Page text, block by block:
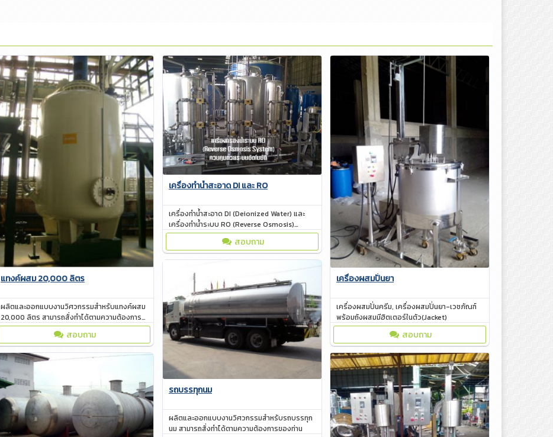
แทงค์ผสม 20,000 ลิตร
ผลิตและออกแบบงานวิศวกรรมสำหรับแทงค์ผสม
20,000 ลิตร สามารถสั่งทำได้ตามความต้องการ
ของท่าน
สอบถาม
เครื่องทำน้ำสะอาด DI และ RO
เครื่องทำน้ำสะอาด DI (Deionized Water) และ
เครื่องทำน้ำระบบ RO (Reverse Osmosis)
4,000 - 10,000 ลิตร/ชั่วโมง
สอบถาม
เครื่องผสมปั่นยา
เครื่องผสมปั่นครีม, เครื่องผสมปั่นยา-เวชภัณฑ์
พร้อมถังผสมมีฮิตเตอร์ในตัว(Jacket)
สอบถาม
รถบรรทุกนม
ผลิตและออกแบบงานวิศวกรรมสำหรับรถบรรทุก
นม สามารถสั่งทำได้ตามความต้องการของท่าน